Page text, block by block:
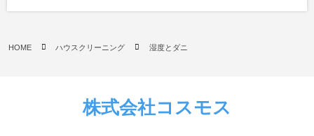
HOME ハウスクリーニング 湿度とダニ
株式会社コスモス